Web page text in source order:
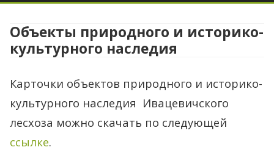
Перейти
содержимому
Объекты природного и историко-
культурного наследия
Карточки объектов природного и историко-
культурного наследия Ивацевичского
лесхоза можно скачать по следующей
ссылке.